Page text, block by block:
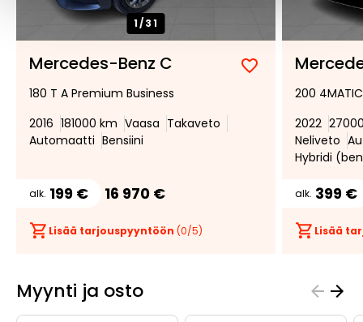
1/31
Mercedes-Benz C
Lisää
suosikiksi
Poista
suosikeista
180 T A Premium Business
2016 181000 km Vaasa Takaveto
Automaatti Bensiini
alk. 199 € 16 970 €
Lisää tarjouspyyntöön (0/5)
200
2022
Neliveto
Hybridi
alk. 399 €
Lisää
Myynti ja osto